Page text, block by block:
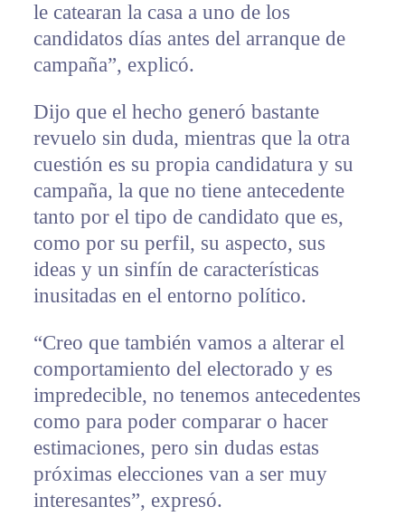
le catearan la casa a uno de los
candidatos días antes del arranque de
campaña”, explicó.
Dijo que el hecho generó bastante
revuelo sin duda, mientras que la otra
cuestión es su propia candidatura y su
campaña, la que no tiene antecedente
tanto por el tipo de candidato que es,
como por su perfil, su aspecto, sus
ideas y un sinfín de características
inusitadas en el entorno político.
“Creo que también vamos a alterar el
comportamiento del electorado y es
impredecible, no tenemos antecedentes
como para poder comparar o hacer
estimaciones, pero sin dudas estas
próximas elecciones van a ser muy
interesantes”, expresó.